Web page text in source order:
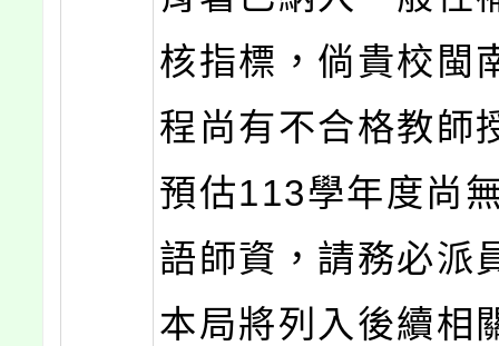
核指標，倘貴校閩
程尚有不合格教師
預估113學年度尚
語師資，請務必派
本局將列入後續相